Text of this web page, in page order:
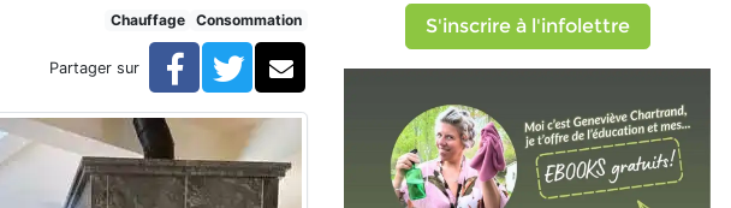
cher
Chauffage Consommation
Partager sur Facebook
TwitterCourriel
S'inscrire à l'infolettre